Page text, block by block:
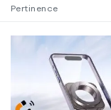
Pertinence